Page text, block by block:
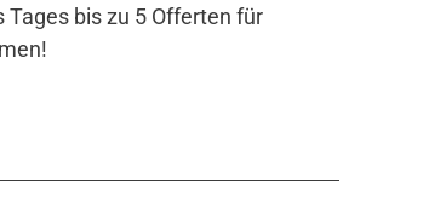
bis zu 5 Offerten für